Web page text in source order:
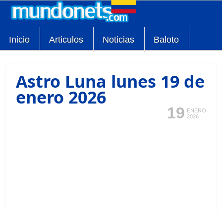
Inicio Articulos Noticias Baloto
Astro Luna lunes 19 de
enero 2026
19 ENERO
2026